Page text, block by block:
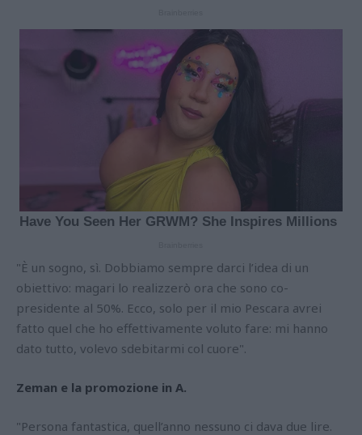
"È un sogno, sì. Dobbiamo sempre darci l’idea di un
obiettivo: magari lo realizzerò ora che sono co-
presidente al 50%. Ecco, solo per il mio Pescara avrei
fatto quel che ho effettivamente voluto fare: mi hanno
dato tutto, volevo sdebitarmi col cuore".
Zeman e la promozione in A.
"Persona fantastica, quell’anno nessuno ci dava due lire.